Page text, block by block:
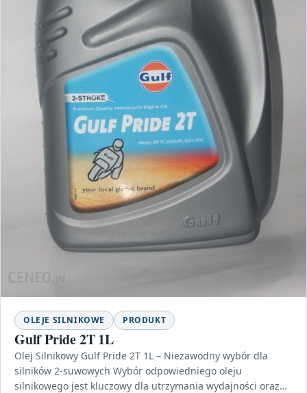
OLEJE SILNIKOWE PRODUKT
Gulf Pride 2T 1L
Olej Silnikowy Gulf Pride 2T 1L – Niezawodny wybór dla
silników 2-suwowych Wybór odpowiedniego oleju
silnikowego jest kluczowy dla utrzymania wydajności oraz